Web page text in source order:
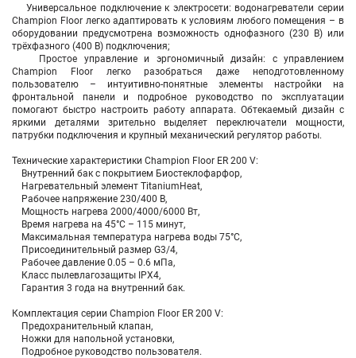
Универсальное подключение к электросети: водонагреватели серии
Champion Floor легко адаптировать к условиям любого помещения – в
оборудовании предусмотрена возможность однофазного (230 В) или
трёхфазного (400 В) подключения;
Простое управление и эргономичный дизайн: с управлением
Champion Floor легко разобраться даже неподготовленному
пользователю – интуитивно-понятные элементы настройки на
фронтальной панели и подробное руководство по эксплуатации
помогают быстро настроить работу аппарата. Обтекаемый дизайн с
яркими деталями зрительно выделяет переключатели мощности,
патрубки подключения и крупный механический регулятор работы.
Технические характеристики Champion Floor ER 200 V:
Внутренний бак с покрытием Биостеклофарфор,
Нагревательный элемент TitaniumHeat,
Рабочее напряжение 230/400 В,
Мощность нагрева 2000/4000/6000 Вт,
Время нагрева на 45°С – 115 минут,
Максимальная температура нагрева воды 75°С,
Присоединительный размер G3/4,
Рабочее давление 0.05 – 0.6 мПа,
Класс пылевлагозащиты IPX4,
Гарантия 3 года на внутренний бак.
Комплектация серии Champion Floor ER 200 V:
Предохранительный клапан,
Ножки для напольной установки,
Подробное руководство пользователя.